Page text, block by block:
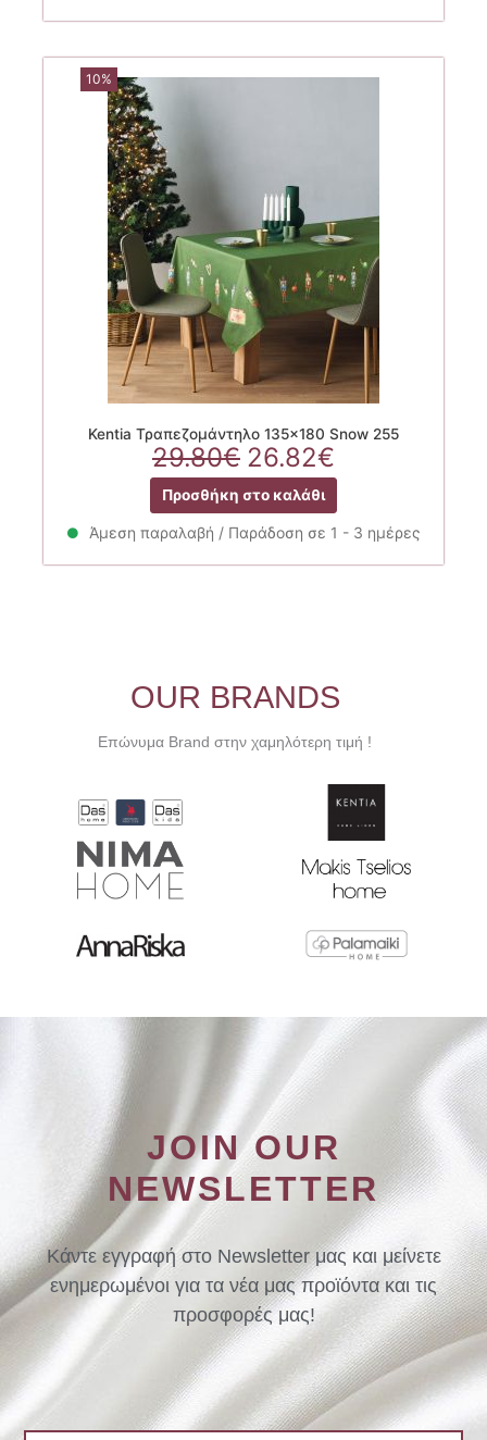
10%
Kentia Τραπεζομάντηλο 135×180 Snow 255
29.80€ Original
price
was:
29.80€.
26.82€
τρέχουσα
τιμή
είναι:
26.82€.
Προσθήκη στο καλάθι
Άμεση παραλαβή / Παράδοση σε 1 - 3 ημέρες
OUR BRANDS
Επώνυμα Brand στην χαμηλότερη τιμή !
JOIN OUR
NEWSLETTER
Κάντε εγγραφή στο Newsletter μας και μείνετε
ενημερωμένοι για τα νέα μας προϊόντα και τις
προσφορές μας!